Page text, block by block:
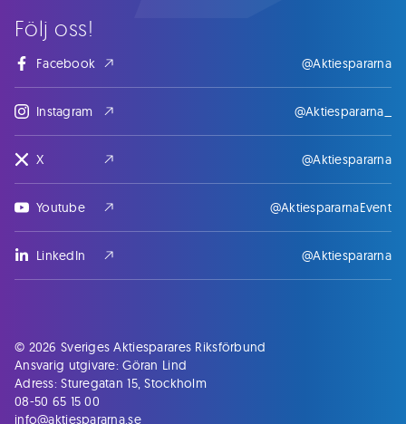
Följ oss!
Facebook @Aktiespararna
Instagram @Aktiespararna_
X @Aktiespararna
Youtube @AktiespararnaEvent
LinkedIn @Aktiespararna
© 2026 Sveriges Aktiesparares Riksförbund
Ansvarig utgivare: Göran Lind
Adress: Sturegatan 15, Stockholm
08-50 65 15 00
info@aktiespararna.se